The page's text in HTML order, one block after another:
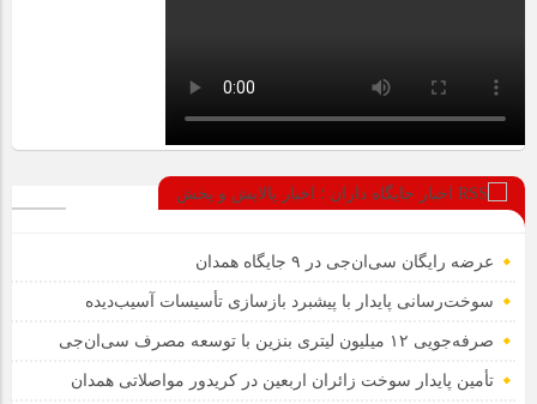
اخبار جایگاه داران ؛ اخبار پالایش و پخش
عرضه رایگان سی‌ان‌جی در ۹ جایگاه همدان
سوخت‌رسانی پایدار با پیشبرد بازسازی تأسیسات آسیب‌دیده
صرفه‌جویی ۱۲ میلیون لیتری بنزین با توسعه مصرف سی‌ان‌جی
تأمین پایدار سوخت زائران اربعین در کریدور مواصلاتی همدان